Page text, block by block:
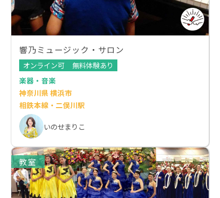
響乃ミュージック・サロン
オンライン可
無料体験あり
楽器・音楽
神奈川県 横浜市
相鉄本線・二俣川駅
いのせまりこ
教室